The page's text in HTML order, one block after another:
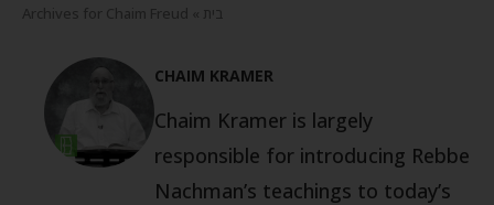
בית Archives for Chaim Freud
CHAIM KRAMER
Chaim Kramer is largely
responsible for introducing Rebbe
Nachman’s teachings to today’s